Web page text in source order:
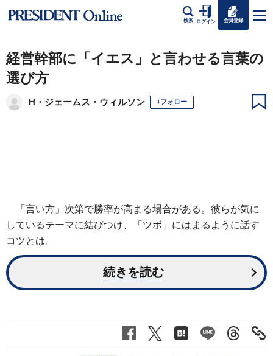
検索 ログイン 会員登録
経営幹部に「イエス」と言わせる言葉の
選び方
H・ジェームス・ウィルソン +フォロー
「言い方」次第で勝率が高まる場合がある。彼らが気に
しているテーマに結びつけ、「ツボ」にはまるように話す
コツとは。
続きを読む